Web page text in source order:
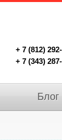
+ 7 (812)
+ 7 (343)
Блог